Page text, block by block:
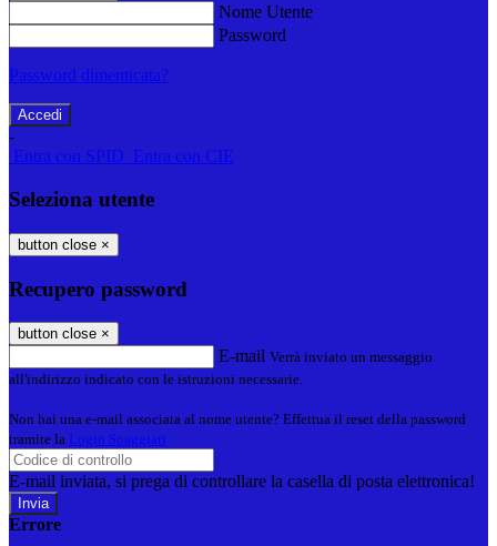
Nome Utente
Password
Password dimenticata?
-
Entra con SPID
Entra con CIE
Seleziona utente
button close ×
Recupero password
button close ×
E-mail Verrà inviato un messaggio
all'indirizzo indicato con le istruzioni necessarie.
Non hai una e-mail associata al nome utente? Effettua il reset della password
tramite la Login Spaggiari
E-mail inviata, si prega di controllare la casella di posta elettronica!
Errore